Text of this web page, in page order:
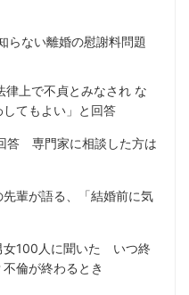
らない離婚の慰謝料問題
律上で不貞とみなされ な
てもよい」と回答
答 専門家に相談した方は
先輩が語る、「結婚前に気
女100人に聞いた いつ終
倫が終わるとき